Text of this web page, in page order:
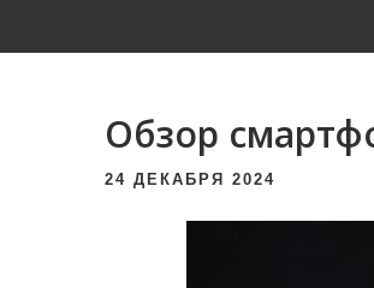
Обзор
24 ДЕКАБРЯ 2024